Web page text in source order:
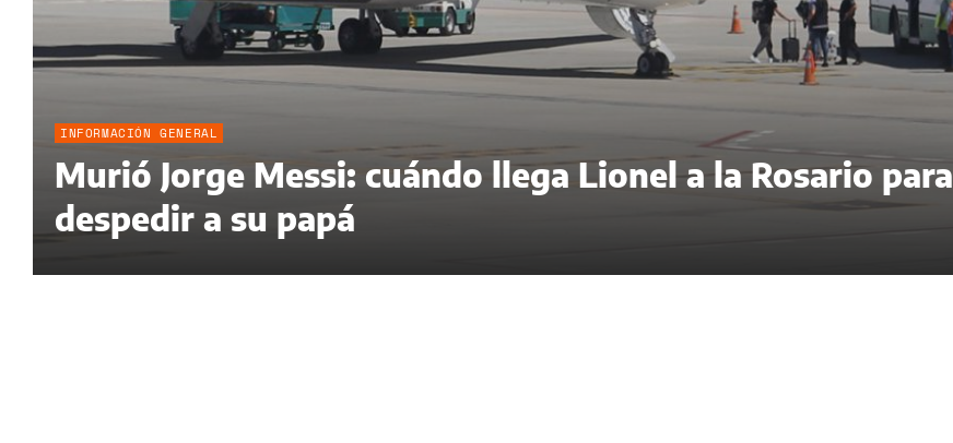
INFORMACIÓN GENERAL
Murió Jorge Messi: cuándo llega Lionel a la Rosario para
despedir a su papá